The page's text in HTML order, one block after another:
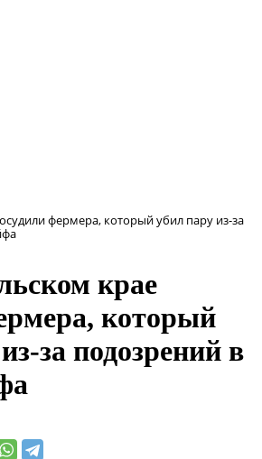
фермера, который убил пару из-за
крае
который
за подозрений в